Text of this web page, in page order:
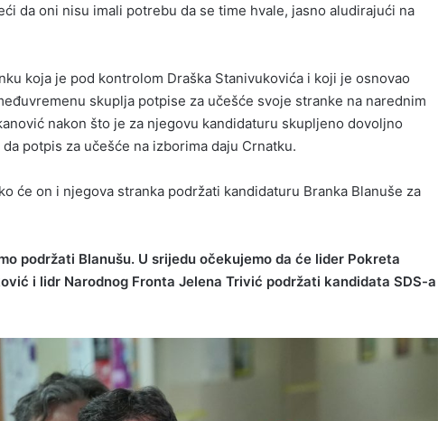
da oni nisu imali potrebu da se time hvale, jasno aludirajući na
koja je pod kontrolom Draška Stanivukovića i koji je osnovao
skuplja potpise za učešće svoje stranke na narednim
nakon što je za njegovu kandidaturu skupljeno dovoljno
potpis za učešće na izborima daju Crnatku.
će on i njegova stranka podržati kandidaturu Branka Blanuše za
podržati Blanušu. U srijedu očekujemo da će lider Pokreta
i lidr Narodnog Fronta Jelena Trivić podržati kandidata SDS-a